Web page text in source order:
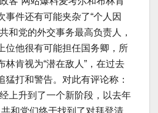
事件还有可能夹杂了“个人因
和党的外交事务最高负责人，
位他很有可能担任国务卿，所
林肯视为“潜在敌人”，在过去
猛打和警告。对此有评论称：
上升到了一个新阶段，以去年
共和党们终于找到了对拜登清